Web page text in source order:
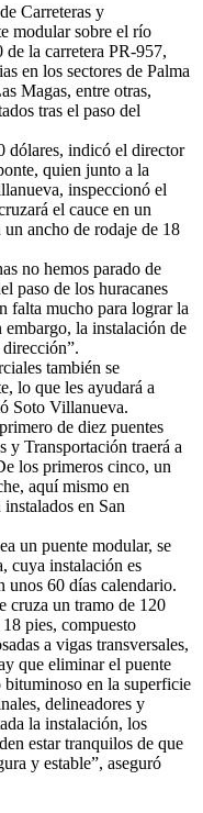
Carreteras y
modular sobre el río
la carretera PR-957,
en los sectores de Palma
Magas, entre otras,
tras el paso del
dólares, indicó el director
quien junto a la
inspeccionó el
el cauce en un
ancho de rodaje de 18
no hemos parado de
paso de los huracanes
falta mucho para lograr la
la instalación de
dirección”.
también se
lo que les ayudará a
Soto Villanueva.
de diez puentes
y Transportación traerá a
los primeros cinco, un
aquí mismo en
en San
un puente modular, se
cuya instalación es
unos 60 días calendario.
cruza un tramo de 120
pies, compuesto
a vigas transversales,
que eliminar el puente
en la superficie
delineadores y
la instalación, los
estar tranquilos de que
y estable”, aseguró